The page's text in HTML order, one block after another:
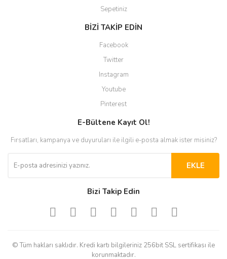
Sepetiniz
BİZİ TAKİP EDİN
Facebook
Twitter
Instagram
Youtube
Pinterest
E-Bültene Kayıt Ol!
Fırsatları, kampanya ve duyuruları ile ilgili e-posta almak ister misiniz?
EKLE
Bizi Takip Edin
© Tüm hakları saklıdır. Kredi kartı bilgileriniz 256bit SSL sertifikası ile
korunmaktadır.